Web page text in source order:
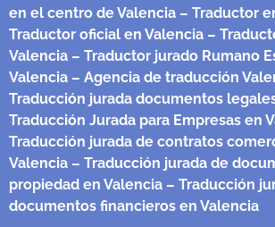
en el centro de Valencia – Traductor
Traductor oficial en Valencia –
Valencia – Traductor jurado Rumano
Valencia – Agencia de traducción
Traducción jurada documentos
Traducción Jurada para Empresas en
Traducción jurada de contratos
Valencia – Traducción jurada de
propiedad en Valencia – Traducción
documentos financieros en Valencia